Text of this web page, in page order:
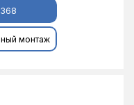
монтаж